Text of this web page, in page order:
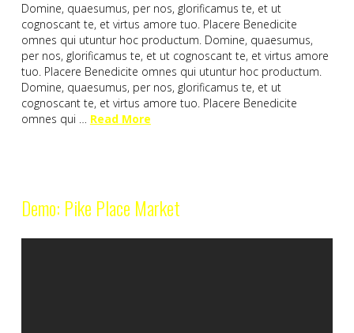
Domine, quaesumus, per nos, glorificamus te, et ut
cognoscant te, et virtus amore tuo. Placere Benedicite
omnes qui utuntur hoc productum. Domine, quaesumus,
per nos, glorificamus te, et ut cognoscant te, et virtus amore
tuo. Placere Benedicite omnes qui utuntur hoc productum.
Domine, quaesumus, per nos, glorificamus te, et ut
cognoscant te, et virtus amore tuo. Placere Benedicite
omnes qui … Read More
Demo: Pike Place Market